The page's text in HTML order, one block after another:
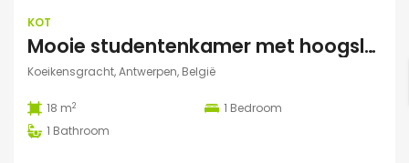
KOT
Mooie studentenkamer met hoogslaper en grote gemeenschappelijke ruimte/terras in Campus Eilandje
Koeikensgracht, Antwerpen, België
18 m2 1 Bedroom
1 Bathroom